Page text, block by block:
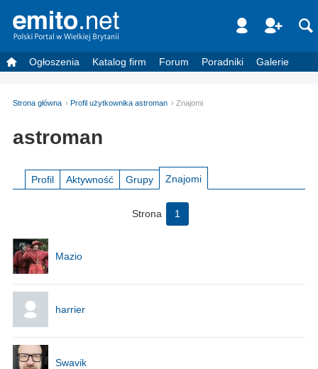
Ogłoszenia Katalog firm Forum Poradniki Galerie
Strona główna Profil użytkownika astroman Znajomi
astroman
Profil Aktywność Grupy Znajomi
Strona 1
Mazio
harrier
Swavik